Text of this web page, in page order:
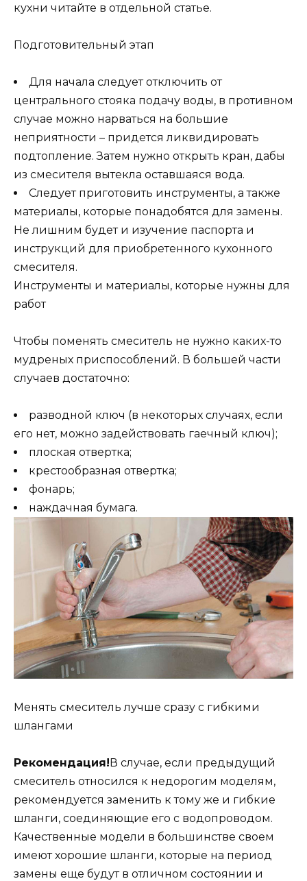
кухни читайте в отдельной статье.
Подготовительный этап
Для начала следует отключить от
центрального стояка подачу воды, в противном
случае можно нарваться на большие
неприятности – придется ликвидировать
подтопление. Затем нужно открыть кран, дабы
из смесителя вытекла оставшаяся вода.
Следует приготовить инструменты, а также
материалы, которые понадобятся для замены.
Не лишним будет и изучение паспорта и
инструкций для приобретенного кухонного
смесителя.
Инструменты и материалы, которые нужны для
работ
Чтобы поменять смеситель не нужно каких-то
мудреных приспособлений. В большей части
случаев достаточно:
разводной ключ (в некоторых случаях, если
его нет, можно задействовать гаечный ключ);
плоская отвертка;
крестообразная отвертка;
фонарь;
наждачная бумага.
Менять смеситель лучше сразу с гибкими
шлангами
Рекомендация!В случае, если предыдущий
смеситель относился к недорогим моделям,
рекомендуется заменить к тому же и гибкие
шланги, соединяющие его с водопроводом.
Качественные модели в большинстве своем
имеют хорошие шланги, которые на период
замены еще будут в отличном состоянии и